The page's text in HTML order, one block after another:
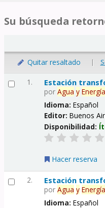
Su búsqueda
Quitar resaltado |
1. Estación
porAgua y Energía
Idioma:Español
Editor:Buenos
Disponibilidad:
Hacer reserva
2. Estación
porAgua y Energía
Idioma:Español